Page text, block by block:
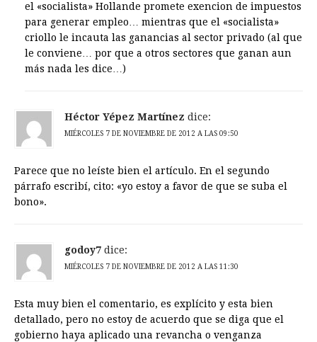
el «socialista» Hollande promete exencion de impuestos
para generar empleo… mientras que el «socialista»
criollo le incauta las ganancias al sector privado (al que
le conviene… por que a otros sectores que ganan aun
más nada les dice…)
Héctor Yépez Martínez dice:
MIÉRCOLES 7 DE NOVIEMBRE DE 2012 A LAS 09:50
Parece que no leíste bien el artículo. En el segundo
párrafo escribí, cito: «yo estoy a favor de que se suba el
bono».
godoy7 dice:
MIÉRCOLES 7 DE NOVIEMBRE DE 2012 A LAS 11:30
Esta muy bien el comentario, es explícito y esta bien
detallado, pero no estoy de acuerdo que se diga que el
gobierno haya aplicado una revancha o venganza